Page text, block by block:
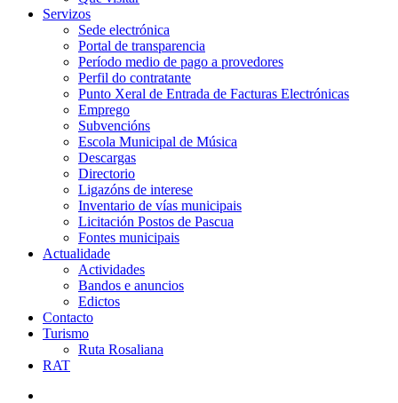
Servizos
Sede electrónica
Portal de transparencia
Período medio de pago a provedores
Perfil do contratante
Punto Xeral de Entrada de Facturas Electrónicas
Emprego
Subvencións
Escola Municipal de Música
Descargas
Directorio
Ligazóns de interese
Inventario de vías municipais
Licitación Postos de Pascua
Fontes municipais
Actualidade
Actividades
Bandos e anuncios
Edictos
Contacto
Turismo
Ruta Rosaliana
RAT